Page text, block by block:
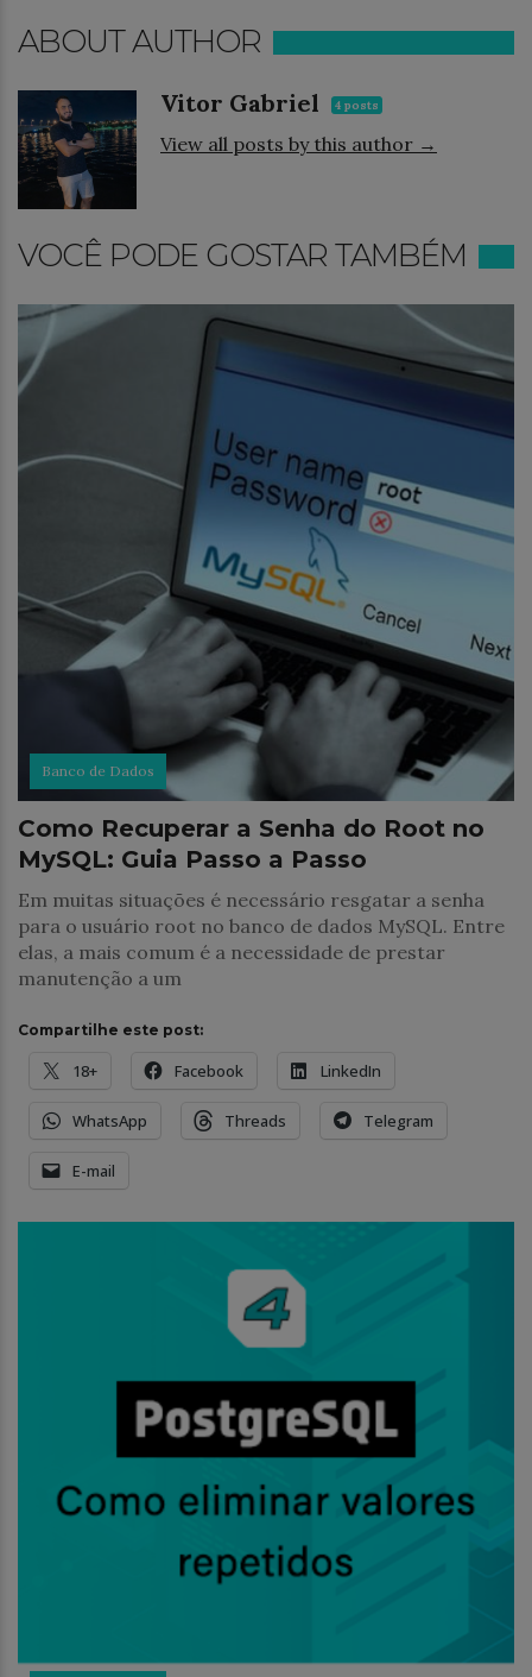
ABOUT AUTHOR
Vitor Gabriel 4 posts
View all posts by this author →
VOCÊ PODE GOSTAR TAMBÉM
Banco de Dados
Como Recuperar a Senha do Root no
MySQL: Guia Passo a Passo
Em muitas situações é necessário resgatar a senha
para o usuário root no banco de dados MySQL. Entre
elas, a mais comum é a necessidade de prestar
manutenção a um
Compartilhe este post:
18+ Facebook LinkedIn
WhatsApp Threads Telegram
E-mail